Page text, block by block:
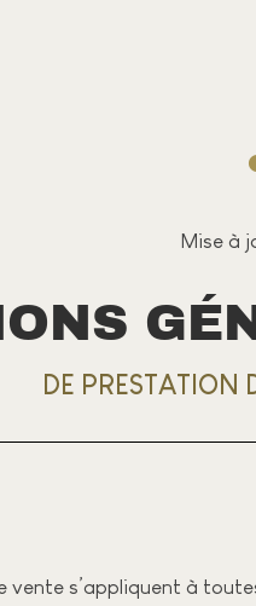
Mise à
DE PRESTATION
vente s’appliquent à